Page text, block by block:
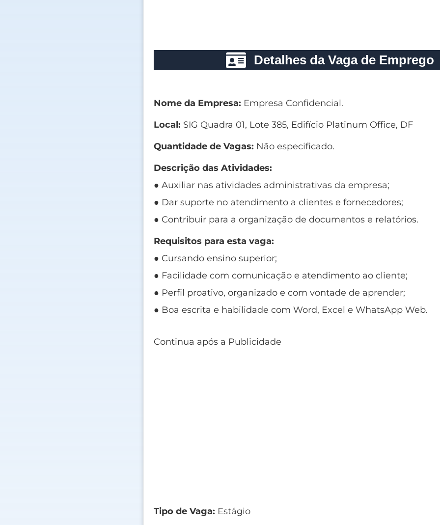
Detalhes da Vaga de Emprego
Nome da Empresa: Empresa Confidencial.
Local: SIG Quadra 01, Lote 385, Edifício Platinum Office, DF
Quantidade de Vagas: Não especificado.
Descrição das Atividades:
● Auxiliar nas atividades administrativas da empresa;
● Dar suporte no atendimento a clientes e fornecedores;
● Contribuir para a organização de documentos e relatórios.
Requisitos para esta vaga:
● Cursando ensino superior;
● Facilidade com comunicação e atendimento ao cliente;
● Perfil proativo, organizado e com vontade de aprender;
● Boa escrita e habilidade com Word, Excel e WhatsApp Web.
Continua após a Publicidade
Tipo de Vaga: Estágio